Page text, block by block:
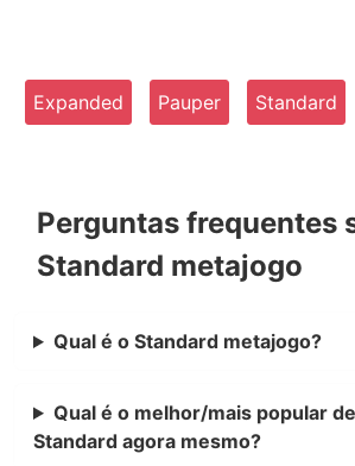
Expanded Pauper Standard
Perguntas frequentes
Standard metajogo
Qual é o Standard metajogo?
Qual é o melhor/mais popular
Standard agora mesmo?